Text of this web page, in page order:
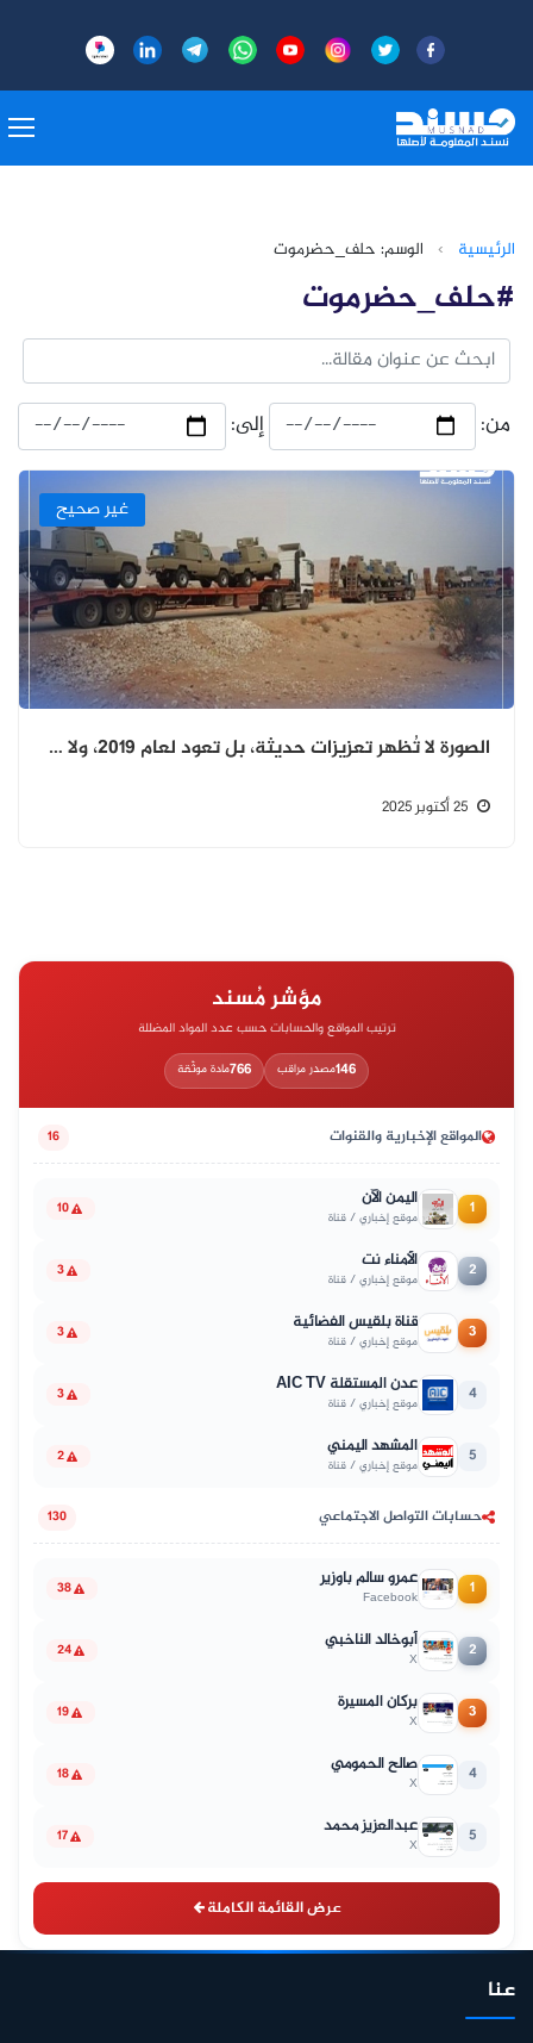
الرئيسية › الوسم: حلف_حضرموت
#حلف_حضرموت
من: إلى:
غير صحيح
الصورة لا تُظهر تعزيزات حديثة، بل تعود لعام 2019، ولا صحة لادعاء وصول قوات إلى حضرموت أو مأرب
مؤشر مُسند
ترتيب المواقع والحسابات حسب عدد المواد المضللة
146مصدر مراقب 766مادة موثّقة
المواقع الإخبارية والقنوات 16
1 اليمن الآن
موقع إخباري / قناة 10
2 الأمناء نت
موقع إخباري / قناة 3
3 قناة بلقيس الفضائية
موقع إخباري / قناة 3
4 عدن المستقلة AIC TV
موقع إخباري / قناة 3
5 المشهد اليمني
موقع إخباري / قناة 2
حسابات التواصل الاجتماعي 130
1 عمرو سالم باوزير
Facebook
38
2 أبوخالد الناخبي
X
24
3 بركان المسيرة
X
19
4 صالح الحمومي
X
18
5 عبدالعزيز محمد
X
17
عرض القائمة الكاملة
عنا